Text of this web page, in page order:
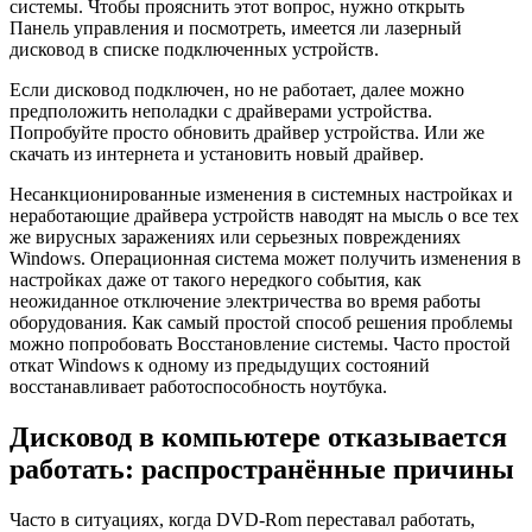
системы. Чтобы прояснить этот вопрос, нужно открыть
Панель управления и посмотреть, имеется ли лазерный
дисковод в списке подключенных устройств.
Если дисковод подключен, но не работает, далее можно
предположить неполадки с драйверами устройства.
Попробуйте просто обновить драйвер устройства. Или же
скачать из интернета и установить новый драйвер.
Несанкционированные изменения в системных настройках и
неработающие драйвера устройств наводят на мысль о все тех
же вирусных заражениях или серьезных повреждениях
Windows. Операционная система может получить изменения в
настройках даже от такого нередкого события, как
неожиданное отключение электричества во время работы
оборудования. Как самый простой способ решения проблемы
можно попробовать Восстановление системы. Часто простой
откат Windows к одному из предыдущих состояний
восстанавливает работоспособность ноутбука.
Дисковод в компьютере отказывается
работать: распространённые причины
Часто в ситуациях, когда DVD-Rom переставал работать,